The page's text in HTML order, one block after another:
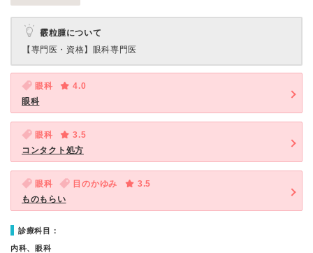
霰粒腫について
【専門医・資格】 眼科専門医
眼科
4.0
眼科
眼科
3.5
コンタクト処方
眼科 目のかゆみ
3.5
ものもらい
診療科目：
内科、眼科